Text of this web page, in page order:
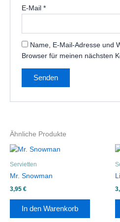
E-Mail *
Name, E-Mail-Adresse und
Browser für meinen nächsten
Ähnliche Produkte
Servietten
Mr. Snowman
3,95 €
In den Warenkorb